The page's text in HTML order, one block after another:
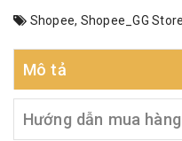
Shopee, Shopee_GG
Mô tả
Hướng dẫn mua hàng